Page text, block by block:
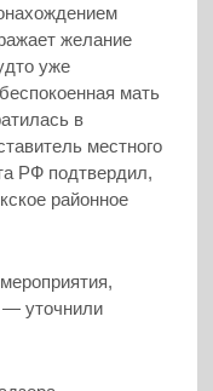
желание
уже
мать
в
местного
РФ подтвердил,
районное
— уточнили